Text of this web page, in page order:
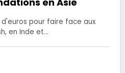
d'euros pour faire face aux
en Inde et…